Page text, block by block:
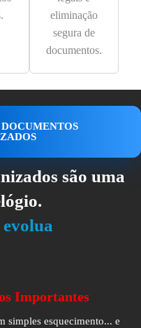
eliminação
segura de
documentos.
são uma
Importantes
simples esquecimento... e